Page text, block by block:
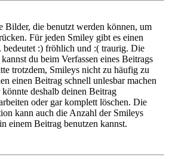
Bilder, die benutzt werden können, um
Für jeden Smiley gibt es einen
bedeutet :) fröhlich und :( traurig. Die
du beim Verfassen eines Beitrags
trotzdem, Smileys nicht zu häufig zu
einen Beitrag schnell unlesbar machen
deshalb deinen Beitrag
oder gar komplett löschen. Die
kann auch die Anzahl der Smileys
einem Beitrag benutzen kannst.